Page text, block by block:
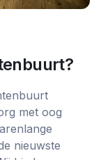
?
met oog
nieuwste